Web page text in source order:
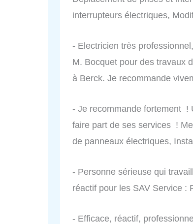
interrupteurs électriques,
- Electricien très
M. Bocquet pour des travaux
à Berck. Je recommande
- Je recommande fortement !
faire part de ses services !
de panneaux électriques,
- Personne sérieuse qui
réactif pour les SAV Service :
- Efficace, réactif,